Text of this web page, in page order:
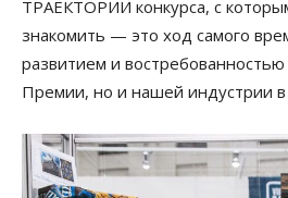
ТРАЕКТОРИИ конкурса, с
знакомить — это ход самого
развитием и востребованностью
Премии, но и нашей индустрии